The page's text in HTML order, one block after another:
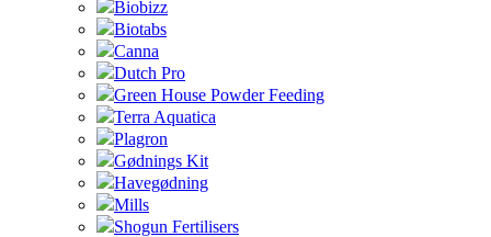
Biobizz
Biotabs
Canna
Dutch Pro
Green House Powder Feeding
Terra Aquatica
Plagron
Gødnings Kit
Havegødning
Mills
Shogun Fertilisers